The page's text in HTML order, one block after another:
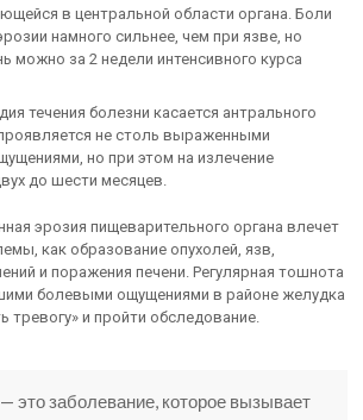
в центральной области органа. Боли
намного сильнее, чем при язве, но
можно за 2 недели интенсивного курса
течения болезни касается антрального
не столь выраженными
но при этом на излечение
до шести месяцев.
эрозия пищеварительного органа влечет
как образование опухолей, язв,
и поражения печени. Регулярная тошнота
болевыми ощущениями в районе желудка
тревогу» и пройти обследование.
это заболевание, которое вызывает